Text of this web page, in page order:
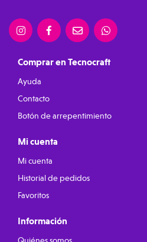
Comprar en Tecnocraft
Ayuda
Contacto
Botón de arrepentimiento
Mi cuenta
Mi cuenta
Historial de pedidos
Favoritos
Información